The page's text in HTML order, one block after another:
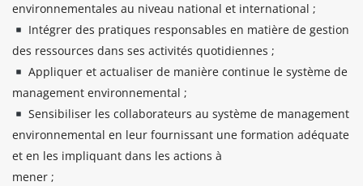
environnementales au niveau national et international ;
Intégrer des pratiques responsables en matière de gestion
des ressources dans ses activités quotidiennes ;
Appliquer et actualiser de manière continue le système de
management environnemental ;
Sensibiliser les collaborateurs au système de management
environnemental en leur fournissant une formation adéquate
et en les impliquant dans les actions à
mener ;